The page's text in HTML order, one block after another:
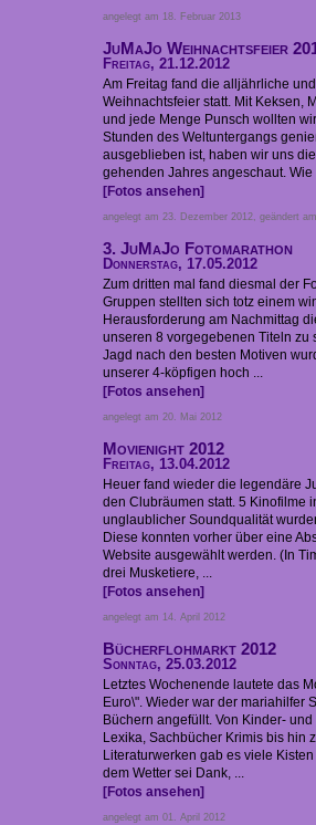
angelegt am 18. Februar 2013
JuMaJo Weihnachtsfeier
Freitag, 21.12.2012
Am Freitag fand die alljährliche
Weihnachtsfeier statt. Mit Keksen,
und jede Menge Punsch wollten
Stunden des Weltuntergangs
ausgeblieben ist, haben wir uns
gehenden Jahres angeschaut. Wie
[Fotos ansehen]
angelegt am 23. Dezember 2012, geändert
3. JuMaJo Fotomarathon
Donnerstag, 17.05.2012
Zum dritten mal fand diesmal der
Gruppen stellten sich totz einem
Herausforderung am Nachmittag
unseren 8 vorgegebenen Titeln zu
Jagd nach den besten Motiven
unserer 4-köpfigen hoch ...
[Fotos ansehen]
angelegt am 20. Mai 2012
Movienight 2012
Freitag, 13.04.2012
Heuer fand wieder die legendäre
den Clubräumen statt. 5 Kinofilme
unglaublicher Soundqualität
Diese konnten vorher über eine
Website ausgewählt werden. (In
drei Musketiere, ...
[Fotos ansehen]
angelegt am 14. April 2012
Bücherflohmarkt 2012
Sonntag, 25.03.2012
Letztes Wochenende lautete das
Euro\". Wieder war der mariahilfer
Büchern angefüllt. Von Kinder-
Lexika, Sachbücher Krimis bis hin
Literaturwerken gab es viele
dem Wetter sei Dank, ...
[Fotos ansehen]
angelegt am 01. April 2012